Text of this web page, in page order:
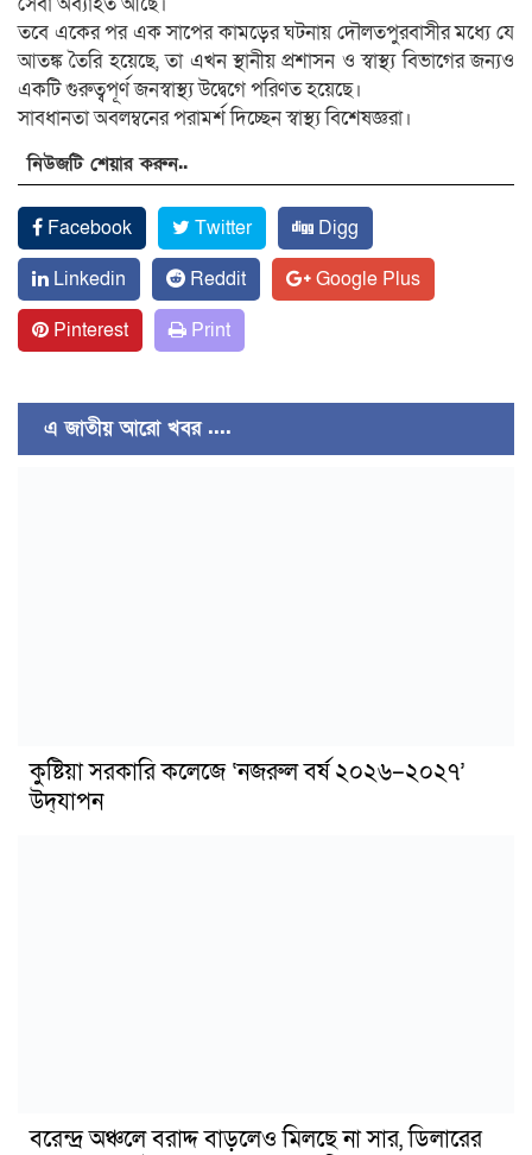
তবে একের পর এক সাপের কামড়ের ঘটনায় দৌলতপুরবাসীর মধ্যে যে
আতঙ্ক তৈরি হয়েছে, তা এখন স্থানীয় প্রশাসন ও স্বাস্থ্য বিভাগের জন্যও
একটি গুরুত্বপূর্ণ জনস্বাস্থ্য উদ্বেগে পরিণত হয়েছে।
সাবধানতা অবলম্বনের পরামর্শ দিচ্ছেন স্বাস্থ্য বিশেষজ্ঞরা।
নিউজটি শেয়ার করুন..
Facebook Twitter
Digg
Linkedin
Reddit
Google Plus
Pinterest
Print
এ জাতীয় আরো খবর ....
কুষ্টিয়া সরকারি কলেজে ‘নজরুল বর্ষ ২০২৬–২০২৭’
উদ্‌যাপন
বরেন্দ্র অঞ্চলে বরাদ্দ বাড়লেও মিলছে না সার, ডিলারের